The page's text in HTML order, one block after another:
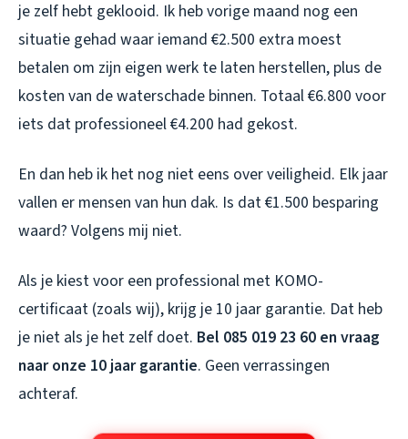
je zelf hebt geklooid. Ik heb vorige maand nog een
situatie gehad waar iemand €2.500 extra moest
betalen om zijn eigen werk te laten herstellen, plus de
kosten van de waterschade binnen. Totaal €6.800 voor
iets dat professioneel €4.200 had gekost.
En dan heb ik het nog niet eens over veiligheid. Elk jaar
vallen er mensen van hun dak. Is dat €1.500 besparing
waard? Volgens mij niet.
Als je kiest voor een professional met KOMO-
certificaat (zoals wij), krijg je 10 jaar garantie. Dat heb
je niet als je het zelf doet. Bel 085 019 23 60 en vraag
naar onze 10 jaar garantie. Geen verrassingen
achteraf.